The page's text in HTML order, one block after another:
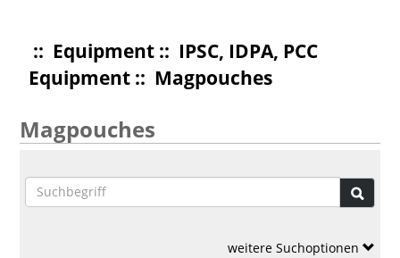
:: Equipment :: IPSC, IDPA, PCC
Equipment :: Magpouches
Magpouches
weitere Suchoptionen